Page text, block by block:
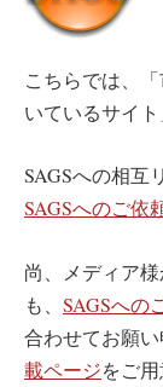
こちらでは、
いているサイト
SAGSへの相互
SAGSへのご依
尚、メディア
も、 SAGSへの
合わせてお願
載ページをご